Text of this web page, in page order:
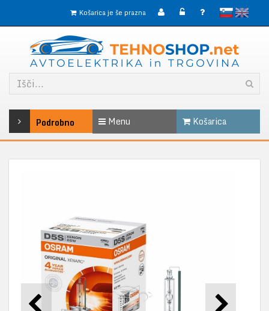
slovenskoEnglish
Košarica je še prazna
Podrobno Menu Košarica